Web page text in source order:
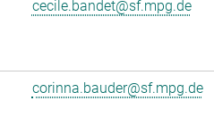
cecile.bandet@sf.mpg.de
corinna.bauder@sf.mpg.de